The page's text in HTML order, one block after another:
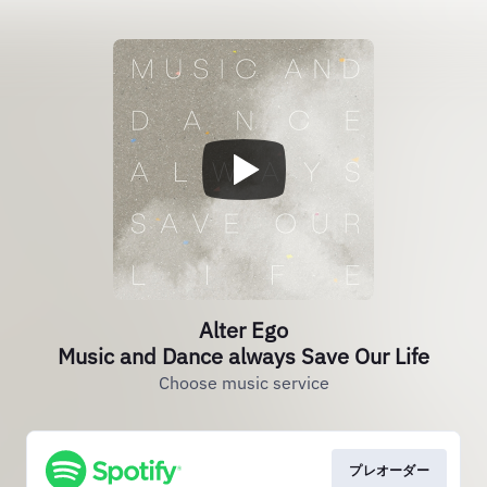
Alter Ego
Music and Dance always Save Our Life
Choose music service
プレオーダー